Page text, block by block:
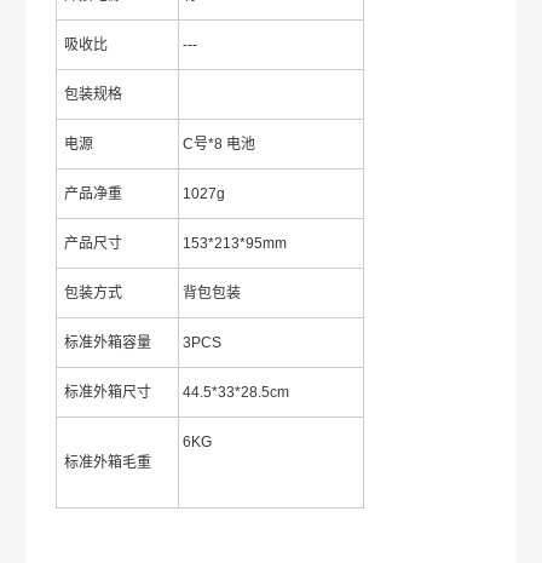
吸收比 ---
包装规格
电源 C号*8 电池
产品净重 1027g
产品尺寸 153*213*95mm
包装方式 背包包装
标准外箱容量 3PCS
标准外箱尺寸 44.5*33*28.5cm
标准外箱毛重
6KG